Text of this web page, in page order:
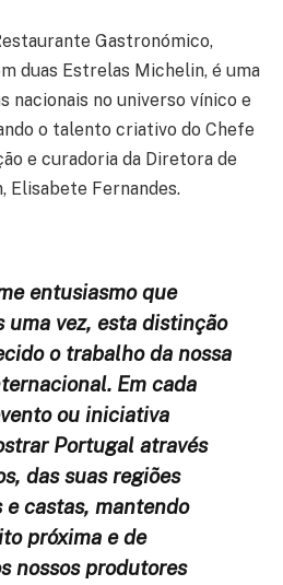
Gastronómico,
duas Estrelas Michelin, é uma
nacionais no universo vínico e
o talento criativo do Chefe
e curadoria da Diretora de
Elisabete Fernandes.
entusiasmo que
uma vez, esta distinção
o trabalho da nossa
Em cada
ou iniciativa
Portugal através
das suas regiões
castas, mantendo
próxima e de
nossos produtores